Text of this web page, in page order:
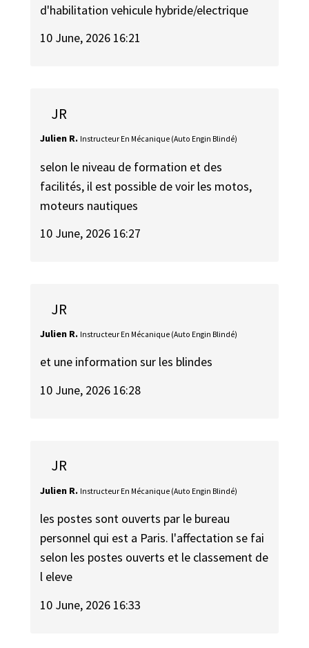
d'habilitation vehicule hybride/electrique
10 June, 2026 16:21
JR
Julien R. Instructeur En Mécanique (Auto Engin Blindé)
selon le niveau de formation et des
facilités, il est possible de voir les motos,
moteurs nautiques
10 June, 2026 16:27
JR
Julien R. Instructeur En Mécanique (Auto Engin Blindé)
et une information sur les blindes
10 June, 2026 16:28
JR
Julien R. Instructeur En Mécanique (Auto Engin Blindé)
les postes sont ouverts par le bureau
personnel qui est a Paris. l'affectation se fai
selon les postes ouverts et le classement de
l eleve
10 June, 2026 16:33